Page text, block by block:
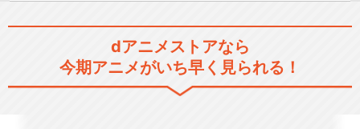
劇場版 クドわふたー
dアニメストアなら
今期アニメがいち早く見られる！